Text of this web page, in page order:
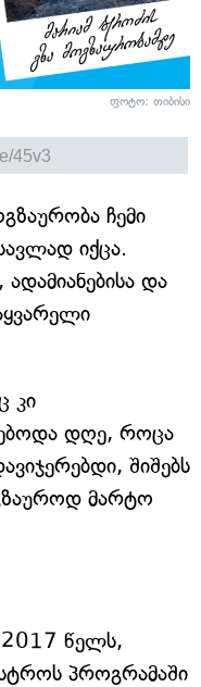
ფოტო: თიბისი
ჩემი
იქცა.
და
კი
დღე, როცა
შიშებს
მარტო
2017 წელს,
პროგრამაში